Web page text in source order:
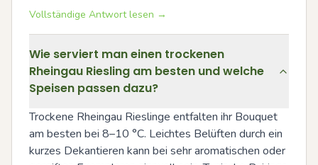
Vollständige Antwort lesen →
Wie serviert man einen trockenen
Rheingau Riesling am besten und welche
Speisen passen dazu?
Trockene Rheingau Rieslinge entfalten ihr Bouquet
am besten bei 8–10 °C. Leichtes Belüften durch ein
kurzes Dekantieren kann bei sehr aromatischen oder